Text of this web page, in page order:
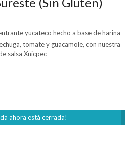
yucateco hecho a base de harina
tomate y guacamole, con nuestra
salsa Xnicpec
ahora está cerrada!